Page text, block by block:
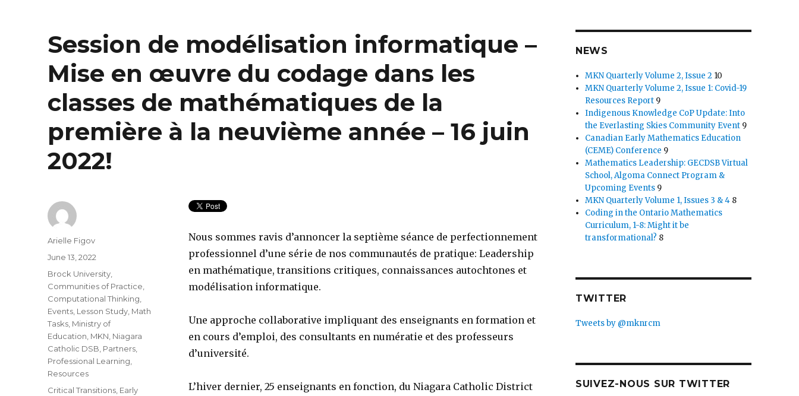
Session de modélisation informatique –
Mise en œuvre du codage dans les
classes de mathématiques de la
première à la neuvième année – 16 juin
2022!
Nous sommes ravis d’annoncer la septième séance de perfectionnement
professionnel d’une série de nos communautés de pratique: Leadership
en mathématique, transitions critiques, connaissances autochtones et
modélisation informatique.
Une approche collaborative impliquant des enseignants en formation et
en cours d’emploi, des consultants en numératie et des professeurs
d’université.
L’hiver dernier, 25 enseignants en fonction, du Niagara Catholic District
Author
Arielle Figov
Posted
June 13, 2022
Categories
Brock University
Communities of Practice
Computational Thinking
Events Lesson Study Math
Tasks Ministry of
Education MKN Niagara
Catholic DSB Partners
Professional Learning
Resources
Tags
Critical Transitions Early
NEWS
MKN Quarterly Volume 2, Issue 2 10
MKN Quarterly Volume 2, Issue 1: Covid-19
Resources Report 9
Indigenous Knowledge CoP Update: Into
the Everlasting Skies Community Event 9
Canadian Early Mathematics Education
(CEME) Conference 9
Mathematics Leadership: GECDSB Virtual
School, Algoma Connect Program &
Upcoming Events 9
MKN Quarterly Volume 1, Issues 3 & 4 8
Coding in the Ontario Mathematics
Curriculum, 1-8: Might it be
transformational? 8
TWITTER
Tweets by @mknrcm
SUIVEZ-NOUS SUR TWITTER